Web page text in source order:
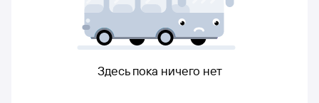
Здесь пока ничего нет